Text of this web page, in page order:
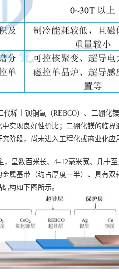
稀土钡铜氧（REBCO）、二硼
实现良好性价比；二硼化镁的临
阶段，尚未进入工程化或商业化应
呈数百米长、4–12毫米宽、几
属基带（约占厚度一半）、具有
构如下图所示。